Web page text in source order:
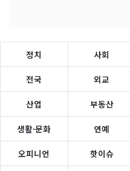
정치 사회
전국 외교
산업 부동산
생활·문화 연예
오피니언 핫이슈